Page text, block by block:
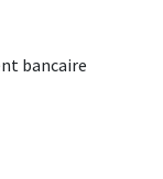
bancaire